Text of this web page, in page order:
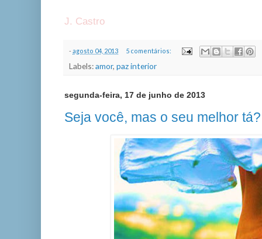
J. Castro
- agosto 04, 2013 5 comentários:
Labels:amor, paz interior
segunda-feira, 17 de junho de 2013
Seja você, mas o seu melhor tá?